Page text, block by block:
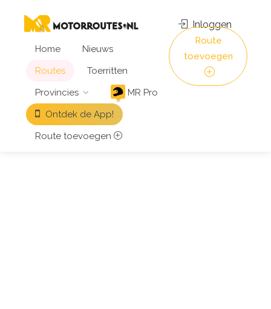
Home
Nieuws
Routes
Toerritten
Provincies
MR Pro
Ontdek de App!
Route toevoegen
Inloggen
Route
toevoegen